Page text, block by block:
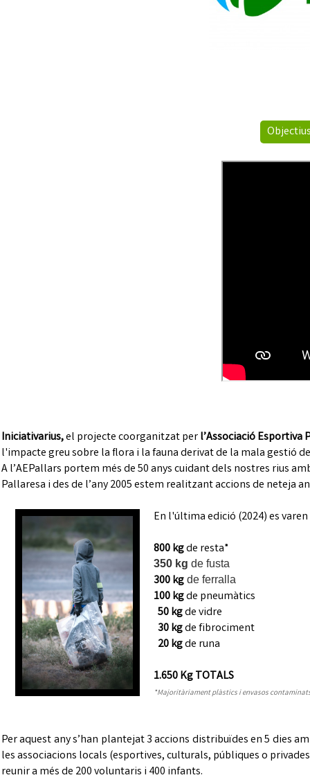
Iniciativarius,el projecte coorganitzat perl’AssociacióEsportiva
l'impacte greu sobre la flora i la fauna derivat de la mala gestió
A l’AEPallars portem més de 50 anys cuidant dels nostres rius
Pallaresa i des de l’any 2005 estem realitzant accions de neteja
En l'última edició (2024) es
800 kgde resta*
350 kg de fusta
300 kg de ferralla
100 kgde pneumàtics
50 kgde vidre
30 kgde fibrociment
20 kgde runa
1.650 KgTOTALS
*Majoritàriament plàstics i envasos
Per aquest any s’han plantejat 3 accions distribuïdes en 5 dies
les associacions locals (esportives, culturals, públiques o
reunir a més de 200 voluntaris i 400 infants.